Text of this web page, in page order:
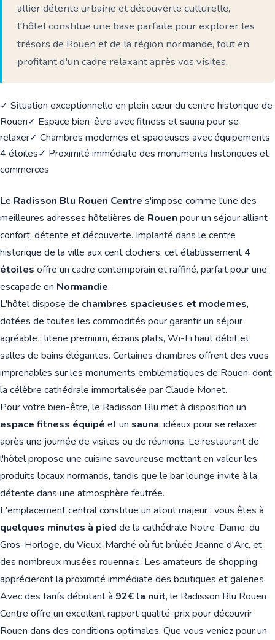
allier détente urbaine et découverte culturelle,
l'hôtel constitue une base parfaite pour explorer les
trésors de Rouen et de la région normande, tout en
profitant d'un cadre relaxant après vos visites.
✓ Situation exceptionnelle en plein cœur du centre historique de
Rouen✓ Espace bien-être avec fitness et sauna pour se
relaxer✓ Chambres modernes et spacieuses avec équipements
4 étoiles✓ Proximité immédiate des monuments historiques et
commerces
Le Radisson Blu Rouen Centre s'impose comme l'une des
meilleures adresses hôtelières de Rouen pour un séjour alliant
confort, détente et découverte. Implanté dans le centre
historique de la ville aux cent clochers, cet établissement 4
étoiles offre un cadre contemporain et raffiné, parfait pour une
escapade en Normandie.
L'hôtel dispose de chambres spacieuses et modernes,
dotées de toutes les commodités pour garantir un séjour
agréable : literie premium, écrans plats, Wi-Fi haut débit et
salles de bains élégantes. Certaines chambres offrent des vues
imprenables sur les monuments emblématiques de Rouen, dont
la célèbre cathédrale immortalisée par Claude Monet.
Pour votre bien-être, le Radisson Blu met à disposition un
espace fitness équipé et un sauna, idéaux pour se relaxer
après une journée de visites ou de réunions. Le restaurant de
l'hôtel propose une cuisine savoureuse mettant en valeur les
produits locaux normands, tandis que le bar lounge invite à la
détente dans une atmosphère feutrée.
L'emplacement central constitue un atout majeur : vous êtes à
quelques minutes à pied de la cathédrale Notre-Dame, du
Gros-Horloge, du Vieux-Marché où fut brûlée Jeanne d'Arc, et
des nombreux musées rouennais. Les amateurs de shopping
apprécieront la proximité immédiate des boutiques et galeries.
Avec des tarifs débutant à 92€ la nuit, le Radisson Blu Rouen
Centre offre un excellent rapport qualité-prix pour découvrir
Rouen dans des conditions optimales. Que vous veniez pour un